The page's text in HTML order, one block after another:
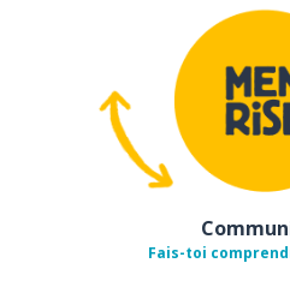
Fais-toi